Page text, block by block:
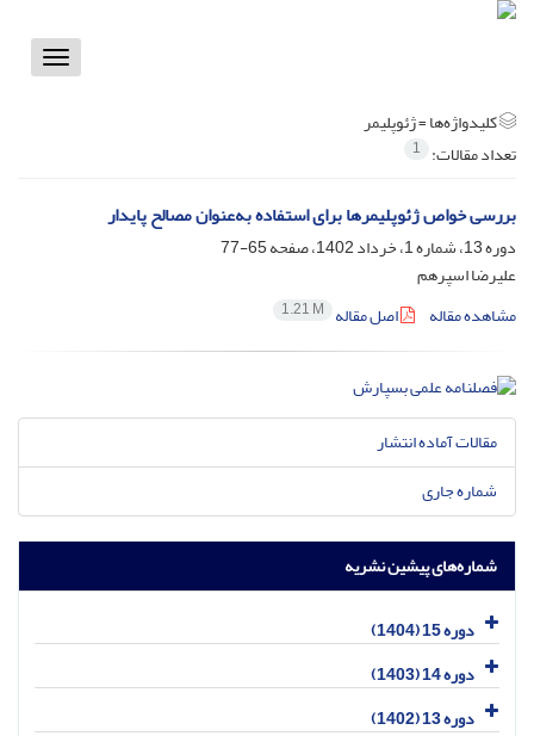
Toggle
کلیدواژه‌ها =ژئوپلیمر
تعداد مقالات: 1
بررسی خواص ژئوپلیمرها برای استفاده به‌عنوان مصالح پایدار
دوره 13، شماره 1، خرداد 1402، صفحه
65-77
علیرضا اسپرهم
مشاهده مقاله
اصل مقاله 1.21 M
مقالات آماده انتشار
شماره جاری
شماره‌های پیشین نشریه
دوره 15 (1404)
دوره 14 (1403)
دوره 13 (1402)